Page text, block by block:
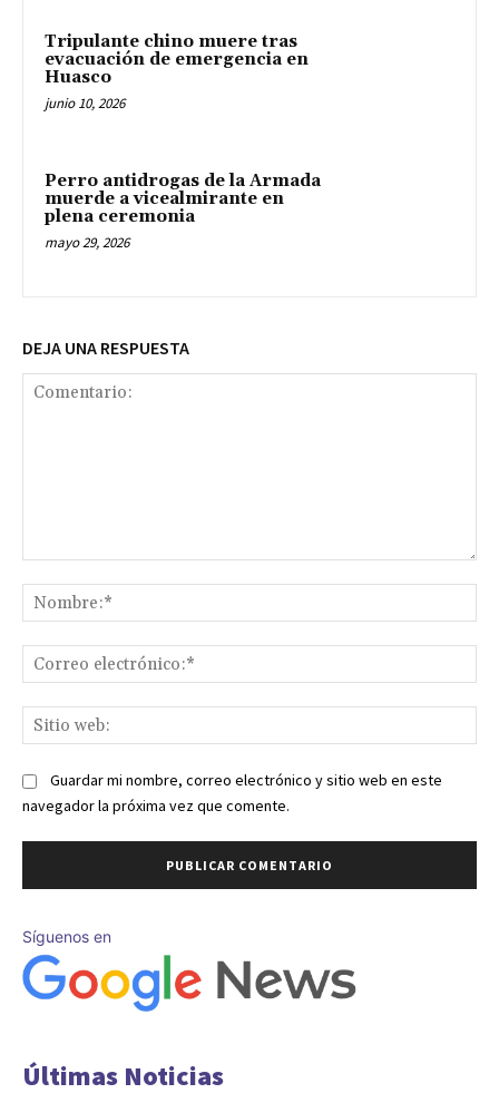
Tripulante chino muere tras
evacuación de emergencia en
Huasco
junio 10, 2026
Perro antidrogas de la Armada
muerde a vicealmirante en
plena ceremonia
mayo 29, 2026
DEJA UNA RESPUESTA
Guardar mi nombre, correo electrónico y sitio web en este
navegador la próxima vez que comente.
Síguenos en
Últimas Noticias